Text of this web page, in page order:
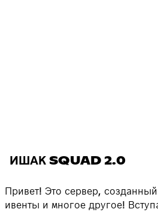
ИШАК SQUAD 2.0
Привет! Это сервер,
ивенты и многое другое!